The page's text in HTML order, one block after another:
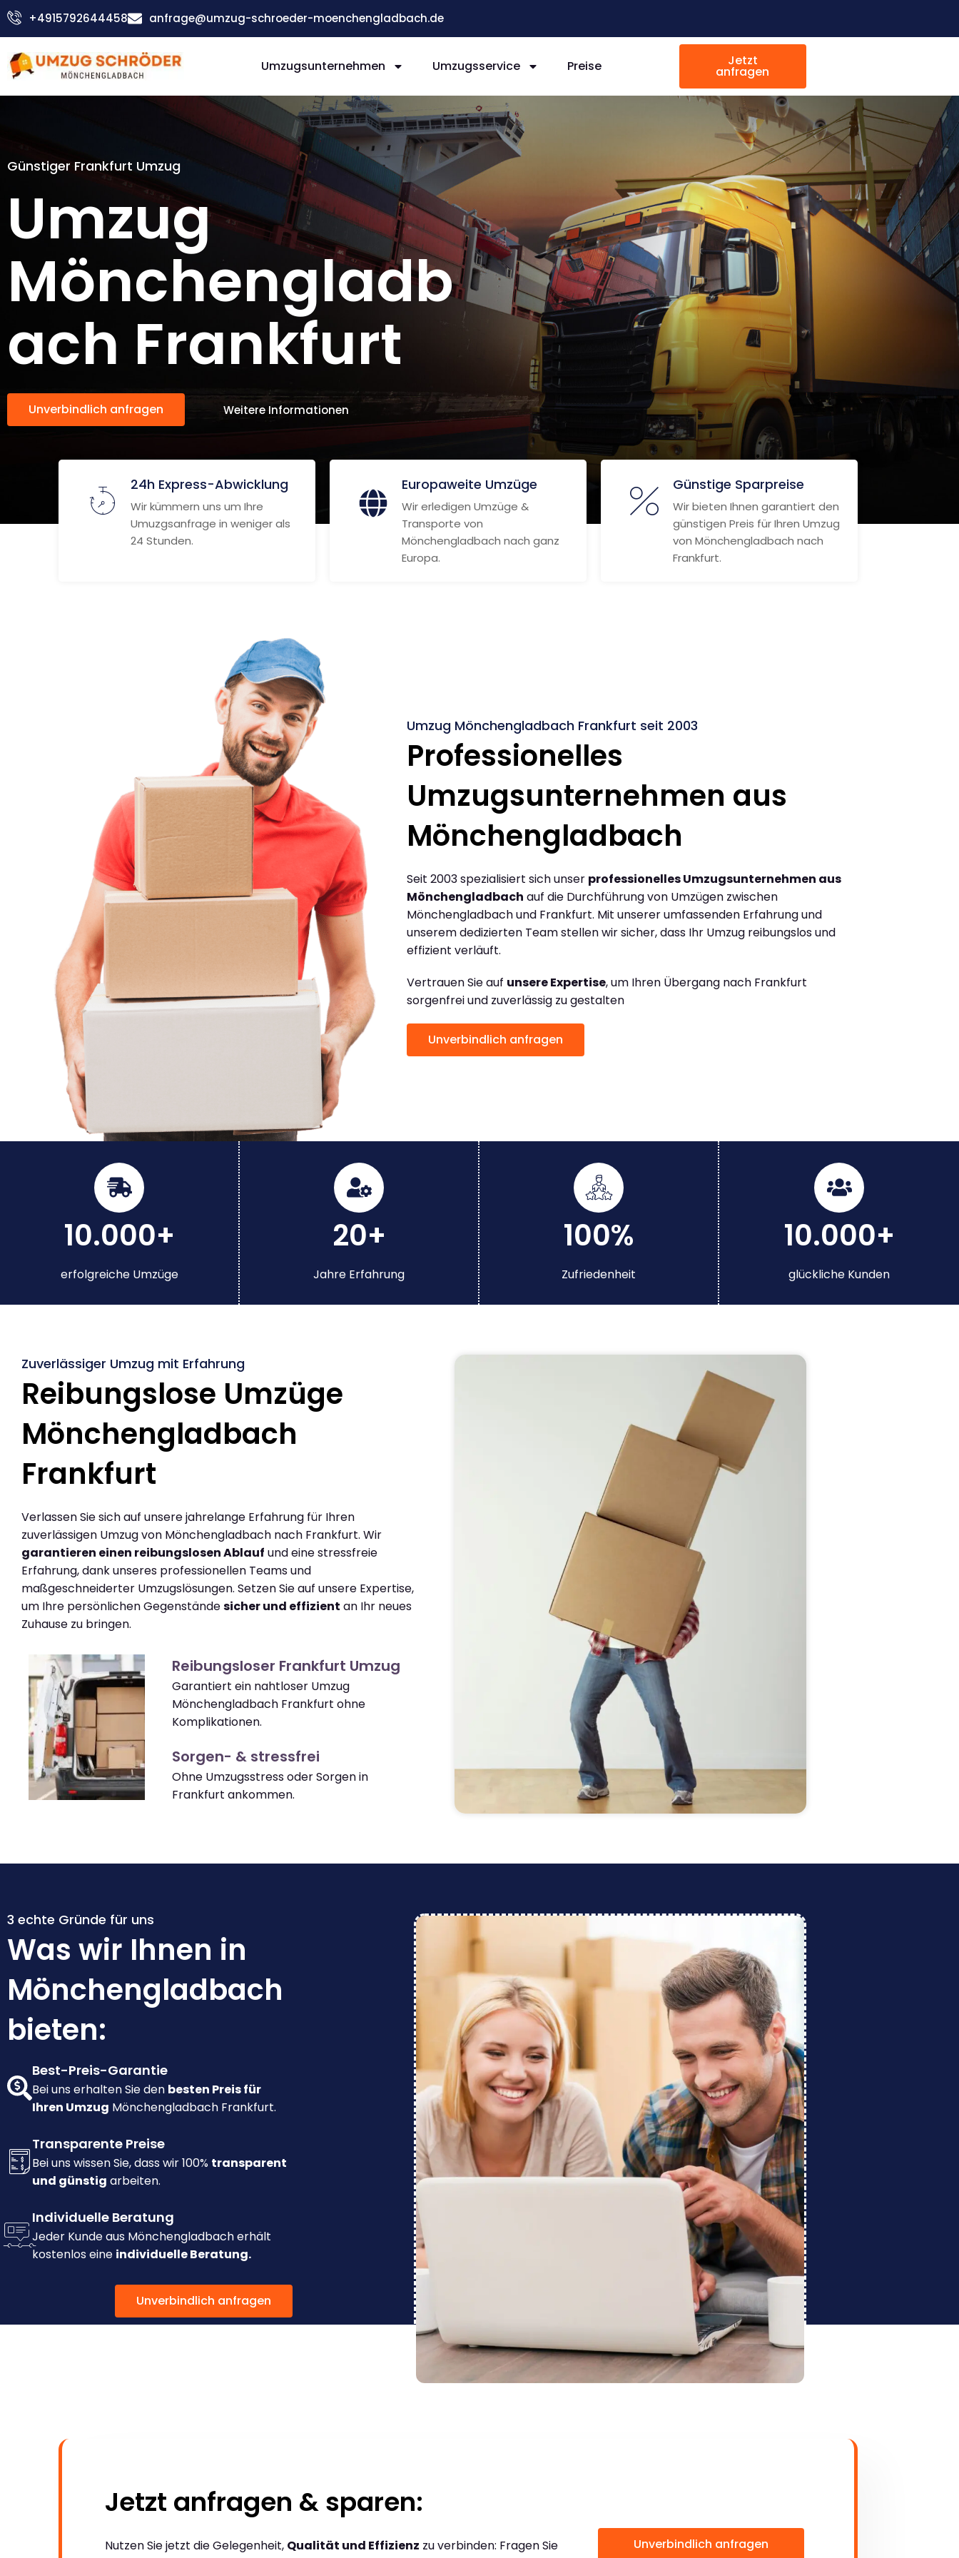
Zum
Inhalt
+4915792644458 anfrage@umzug-schroeder-moenchengladbach.de
Umzugsunternehmen Umzugsservice Preise Jetzt
anfragen
Günstiger Frankfurt Umzug
Umzug
Mönchengladb
ach Frankfurt
Unverbindlich anfragen Weitere Informationen
24h Express-Abwicklung
Wir kümmern uns um Ihre
Umuzgsanfrage in weniger als
24 Stunden.
Europaweite Umzüge
Wir erledigen Umzüge &
Transporte von
Mönchengladbach nach ganz
Europa.
Günstige Sparpreise
Wir bieten Ihnen garantiert den
günstigen Preis für Ihren Umzug
von Mönchengladbach nach
Frankfurt.
Umzug Mönchengladbach Frankfurt seit 2003
Professionelles
Umzugsunternehmen aus
Mönchengladbach
Seit 2003 spezialisiert sich unser professionelles Umzugsunternehmen aus
Mönchengladbach auf die Durchführung von Umzügen zwischen
Mönchengladbach und Frankfurt. Mit unserer umfassenden Erfahrung und
unserem dedizierten Team stellen wir sicher, dass Ihr Umzug reibungslos und
effizient verläuft.
Vertrauen Sie auf unsere Expertise, um Ihren Übergang nach Frankfurt
sorgenfrei und zuverlässig zu gestalten
Unverbindlich anfragen
10.000+
erfolgreiche Umzüge
20+
Jahre Erfahrung
100%
Zufriedenheit
10.000+
glückliche Kunden
Zuverlässiger Umzug mit Erfahrung
Reibungslose Umzüge
Mönchengladbach
Frankfurt
Verlassen Sie sich auf unsere jahrelange Erfahrung für Ihren
zuverlässigen Umzug von Mönchengladbach nach Frankfurt. Wir
garantieren einen reibungslosen Ablauf und eine stressfreie
Erfahrung, dank unseres professionellen Teams und
maßgeschneiderter Umzugslösungen. Setzen Sie auf unsere Expertise,
um Ihre persönlichen Gegenständesicher und effizient an Ihr neues
Zuhause zu bringen.
Reibungsloser Frankfurt Umzug
Garantiert ein nahtloser Umzug
Mönchengladbach Frankfurt ohne
Komplikationen.
Sorgen- & stressfrei
Ohne Umzugsstress oder Sorgen in
Frankfurt ankommen.
3 echte Gründe für uns
Was wir Ihnen in
Mönchengladbach
bieten:
Best-Preis-Garantie
Bei uns erhalten Sie den besten Preis für
Ihren Umzug Mönchengladbach Frankfurt.
Transparente Preise
Bei uns wissen Sie, dass wir 100% transparent
und günstig arbeiten.
Individuelle Beratung
Jeder Kunde aus Mönchengladbach erhält
kostenlos eine individuelle Beratung.
Unverbindlich anfragen
Jetzt anfragen & sparen:
Nutzen Sie jetzt die Gelegenheit, Qualität und Effizienz zu verbinden: Fragen Sie
Unverbindlich anfragen